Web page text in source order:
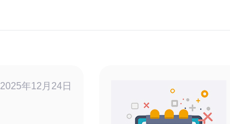
2025年12月24日